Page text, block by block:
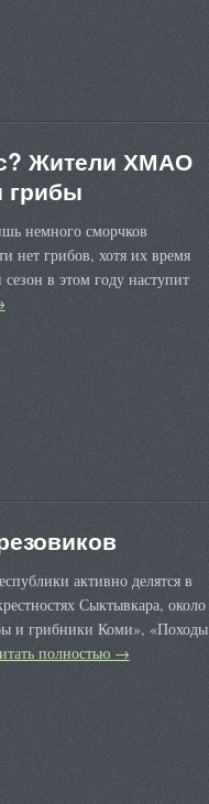
Жители ХМАО
грибы
немного сморчков
нет грибов, хотя их время
в этом году наступит
активно делятся в
Сыктывкара, около
и грибники Коми», «Походы
полностью →